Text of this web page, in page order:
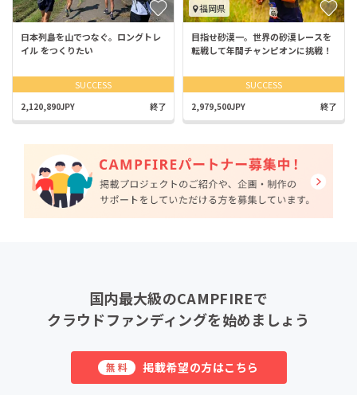
日本列島を山でつなぐ。ロングトレ
イル をつくりたい
SUCCESS
2,120,890JPY 終了
福岡県
目指せ砂漠一。世界の砂漠レースを
転戦して年間チャンピオンに挑戦！
SUCCESS
2,979,500JPY 終了
国内最大級のCAMPFIREで
クラウドファンディングを始めましょう
無料 掲載希望の方はこちら